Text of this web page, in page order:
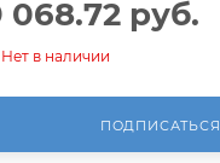
068.72руб.
Нет в наличии
ПОДПИСАТЬСЯ